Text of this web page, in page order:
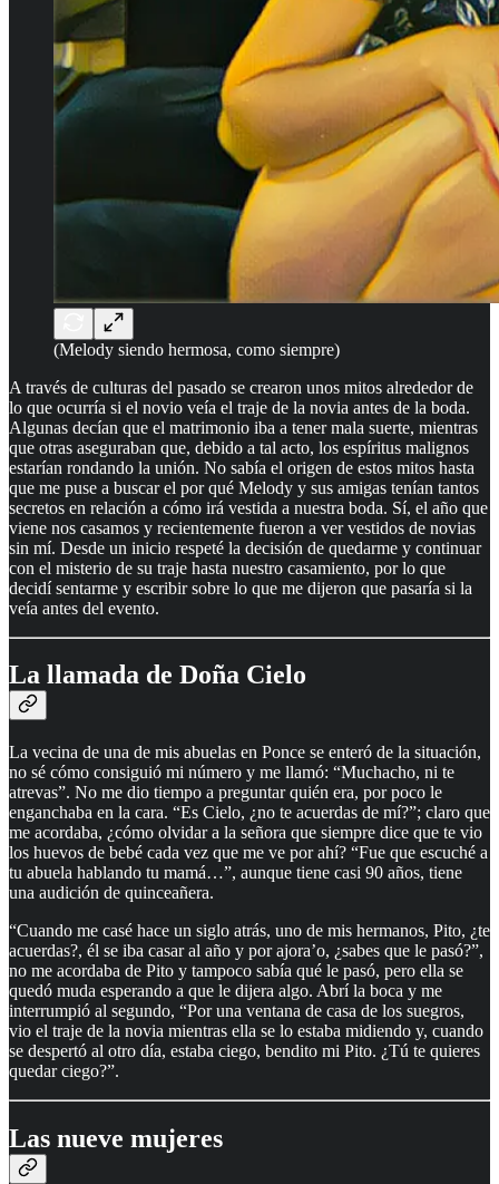
(Melody siendo hermosa, como siempre)
A través de culturas del pasado se crearon unos mitos alrededor de
lo que ocurría si el novio veía el traje de la novia antes de la boda.
Algunas decían que el matrimonio iba a tener mala suerte, mientras
que otras aseguraban que, debido a tal acto, los espíritus malignos
estarían rondando la unión. No sabía el origen de estos mitos hasta
que me puse a buscar el por qué Melody y sus amigas tenían tantos
secretos en relación a cómo irá vestida a nuestra boda. Sí, el año que
viene nos casamos y recientemente fueron a ver vestidos de novias
sin mí. Desde un inicio respeté la decisión de quedarme y continuar
con el misterio de su traje hasta nuestro casamiento, por lo que
decidí sentarme y escribir sobre lo que me dijeron que pasaría si la
veía antes del evento.
La llamada de Doña Cielo
La vecina de una de mis abuelas en Ponce se enteró de la situación,
no sé cómo consiguió mi número y me llamó: “Muchacho, ni te
atrevas”. No me dio tiempo a preguntar quién era, por poco le
enganchaba en la cara. “Es Cielo, ¿no te acuerdas de mí?”; claro que
me acordaba, ¿cómo olvidar a la señora que siempre dice que te vio
los huevos de bebé cada vez que me ve por ahí? “Fue que escuché a
tu abuela hablando tu mamá…”, aunque tiene casi 90 años, tiene
una audición de quinceañera.
“Cuando me casé hace un siglo atrás, uno de mis hermanos, Pito, ¿te
acuerdas?, él se iba casar al año y por ajora’o, ¿sabes que le pasó?”,
no me acordaba de Pito y tampoco sabía qué le pasó, pero ella se
quedó muda esperando a que le dijera algo. Abrí la boca y me
interrumpió al segundo, “Por una ventana de casa de los suegros,
vio el traje de la novia mientras ella se lo estaba midiendo y, cuando
se despertó al otro día, estaba ciego, bendito mi Pito. ¿Tú te quieres
quedar ciego?”.
Las nueve mujeres